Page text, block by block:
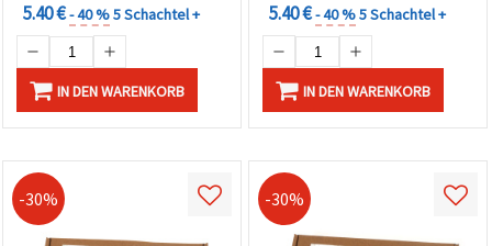
5.40 €- 40 %5 Schachtel +
IN DEN WARENKORB
5.40 €- 40 %5 Schachtel +
IN DEN WARENKORB
-30% -30%